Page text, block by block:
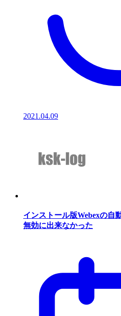
2021.04.09
インストール版Webexの自
無効に出来なかった